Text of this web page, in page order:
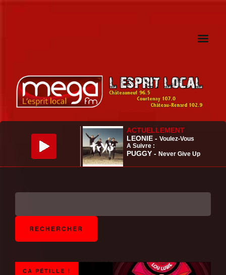
CA PÉTILLE !